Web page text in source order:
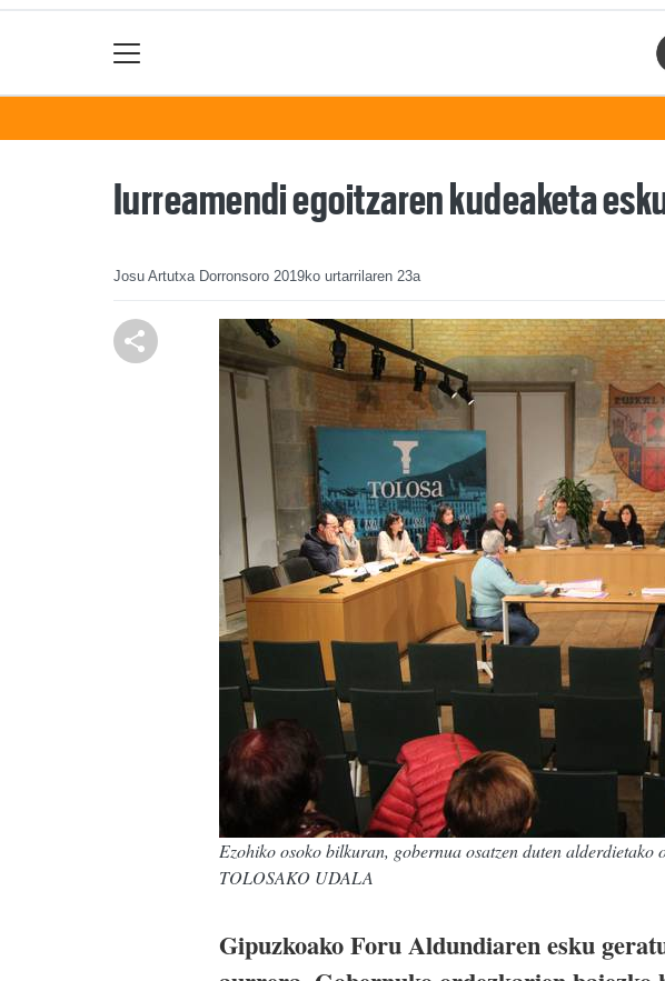
Iurreamendi egoitzaren kudeaketa
Josu Artutxa Dorronsoro 2019ko urtarrilaren 23a
Ezohiko osoko bilkuran, gobernua osatzen duten alderdietako
TOLOSAKO UDALA
Gipuzkoako Foru Aldundiaren esku